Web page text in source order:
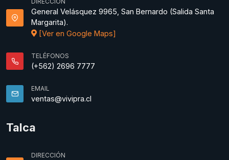
General Velásquez 9965, San Bernardo (Salida Santa
Margarita).
[Ver en Google Maps]
TELÉFONOS
(+562) 2696 7777
EMAIL
ventas@vivipra.cl
Talca
DIRECCIÓN